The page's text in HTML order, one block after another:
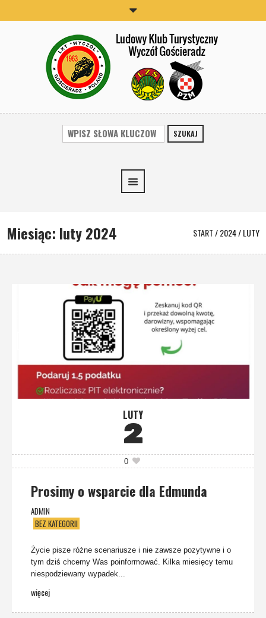
SZUKAJ
Miesiąc: luty 2024 START/2024/LUTY
LUTY
2
0
Prosimy o wsparcie dla Edmunda
ADMIN
BEZ KATEGORII
Życie pisze różne scenariusze i nie zawsze pozytywne i o
tym dziś chcemy Was poinformować. Kilka miesięcy temu
niespodziewany wypadek...
więcej